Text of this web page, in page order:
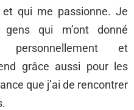
qui me passionne. Je
qui m’ont donné
personnellement et
grâce aussi pour les
que j’ai de rencontrer